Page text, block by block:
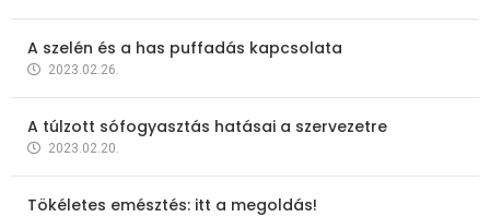
A szelén és a has puffadás kapcsolata
2023.02.26.
A túlzott sófogyasztás hatásai a szervezetre
2023.02.20.
Tökéletes emésztés: itt a megoldás!